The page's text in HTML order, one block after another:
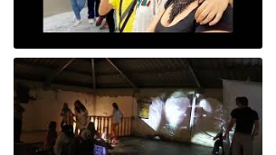
Re-Viviamos Tepepan